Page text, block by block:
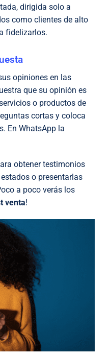
dirigida solo a
como clientes de alto
fidelizarlos.
opiniones en las
que su opinión es
o productos de
cortas y coloca
En WhatsApp la
obtener testimonios
o presentarlas
a poco verás los
venta!